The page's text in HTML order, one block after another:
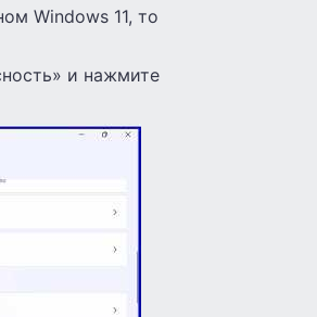
Windows 11, то
и нажмите